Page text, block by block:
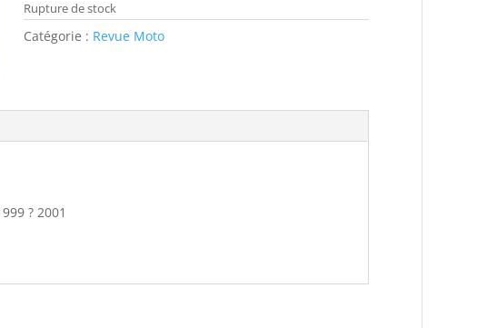
Rupture de stock
Catégorie : Revue Moto
? 2001